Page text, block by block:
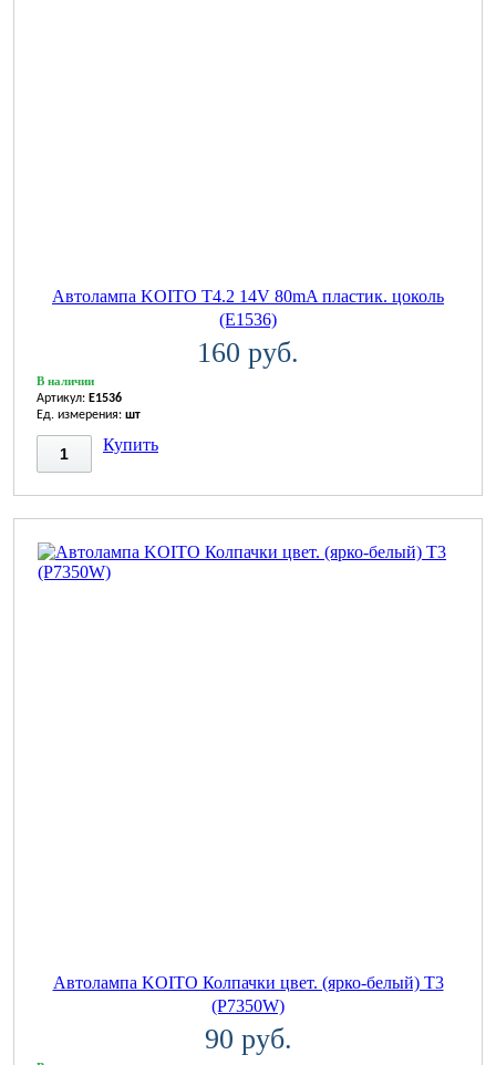
Автолампа KOITO T4.2 14V 80mA пластик. цоколь
(E1536)
160 руб.
В наличии
Артикул: E1536
Ед. измерения: шт
Купить
Автолампа KOITO Колпачки цвет. (ярко-белый) T3
(P7350W)
90 руб.